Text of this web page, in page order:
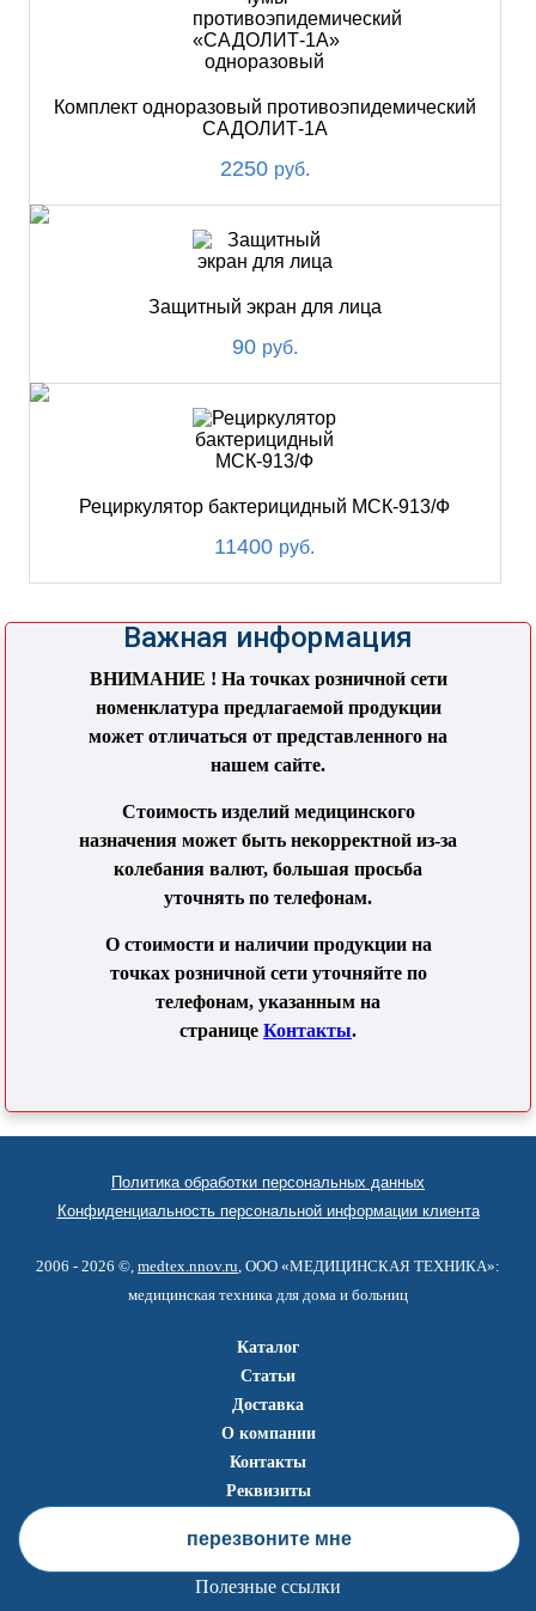
Комплект одноразовый противоэпидемический
САДОЛИТ-1А
2250 руб.
Защитный экран для лица
90 руб.
Рециркулятор бактерицидный МСК-913/Ф
11400 руб.
Важная информация
ВНИМАНИЕ ! На точках розничной сети
номенклатура предлагаемой продукции
может отличаться от представленного на
нашем сайте.
Стоимость изделий медицинского
назначения может быть некорректной из-за
колебания валют, большая просьба
уточнять по телефонам.
О стоимости и наличии продукции на
точках розничной сети уточняйте по
телефонам, указанным на
странице Контакты.
Политика обработки персональных данных
Конфиденциальность персональной информации клиента
2006 - 2026 ©, medtex.nnov.ru, ООО «МЕДИЦИНСКАЯ ТЕХНИКА»:
медицинская техника для дома и больниц
Каталог
Статьи
Доставка
О компании
Контакты
Реквизиты
перезвоните мне
Полезные ссылки